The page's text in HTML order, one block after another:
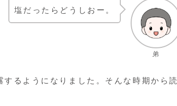
弟
塩だったらどうしおー。
るようになりました。そんな時期から読